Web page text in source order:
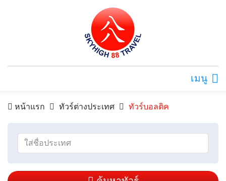
เมนู
หน้าแรก ทัวร์ต่างประเทศ ทัวร์บอลติค